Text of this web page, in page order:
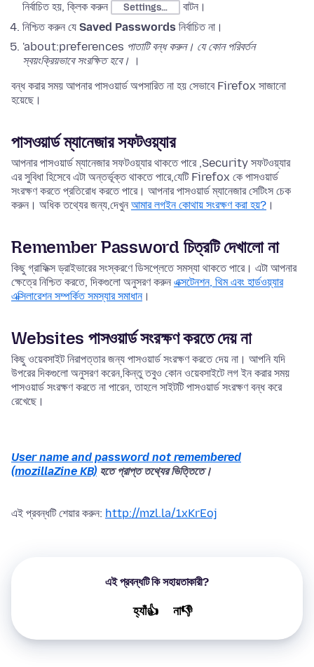
নির্বাচিত হয়, ক্লিক করুন Settings…
বাটন।
নিশ্চিত করুন যে Saved Passwords নির্বাচিত না।
'about:preferences পাতাটি বন্ধ করুন। যে কোন পরিবর্তন
স্বয়ংক্রিয়ভাবে সংরক্ষিত হবে। ।
বন্ধ করার সময় আপনার পাসওয়ার্ড অপসারিত না হয় সেভাবে Firefox সাজানো
হয়েছে।
পাসওয়ার্ড ম্যানেজার সফটওয়্যার
আপনার পাসওয়ার্ড ম্যানেজার সফটওয়্যার থাকতে পারে ,Security সফটওয়্যার
এর সুবিধা হিসেবে এটা অন্তর্ভূক্ত থাকতে পারে,যেটি Firefox কে পাসওয়ার্ড
সংরক্ষণ করতে প্রতিরোধ করতে পারে। আপনার পাসওয়ার্ড ম্যানেজার সেটিংস চেক
করুন। অধিক তথ্যের জন্য,দেখুন আমার লগইন কোথায় সংরক্ষণ করা হয়? ।
Remember Password চিত্রটি দেখালো না
কিছু গ্রাফিক্স ড্রাইভারের সংস্করণে ডিসপ্লেতে সমস্যা থাকতে পারে। এটা আপনার
ক্ষেত্রে নিশ্চিত করতে, দিকগুলো অনুসরণ করুন এক্সটেনশন, থিম এবং হার্ডওয়্যার
এক্সিলারেশন সম্পর্কিত সমস্যার সমাধান।
Websites পাসওয়ার্ড সংরক্ষণ করতে দেয় না
কিছু ওয়েবসাইট নিরাপত্তার জন্য পাসওয়ার্ড সংরক্ষণ করতে দেয় না। আপনি যদি
উপরের দিকগুলো অনুসরণ করেন,কিন্তু তবুও কোন ওয়েবসাইটে লগ ইন করার সময়
পাসওয়ার্ড সংরক্ষণ করতে না পারেন, তাহলে সাইটটি পাসওয়ার্ড সংরক্ষণ বন্ধ করে
রেখেছে।
User name and password not remembered
(mozillaZine KB) হতে প্রাপ্ত তথ্যের ভিত্তিতে।
এই প্রবন্ধটি শেয়ার করুন: http://mzl.la/1xKrEoj
এই প্রবন্ধটি কি সহায়তাকারী?
হ্যাঁ👍 না👎